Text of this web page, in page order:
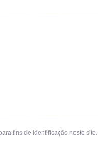
fins de identificação neste site.